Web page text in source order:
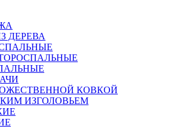
ДЕРЕВА
КОВКОЙ
ИЗГОЛОВЬЕМ